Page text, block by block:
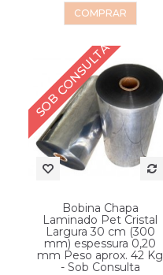
COMPRAR
SOB CONSULTA
Bobina Chapa
Laminado Pet Cristal
Largura 30 cm (300
mm) espessura 0,20
mm Peso aprox. 42 Kg
- Sob Consulta